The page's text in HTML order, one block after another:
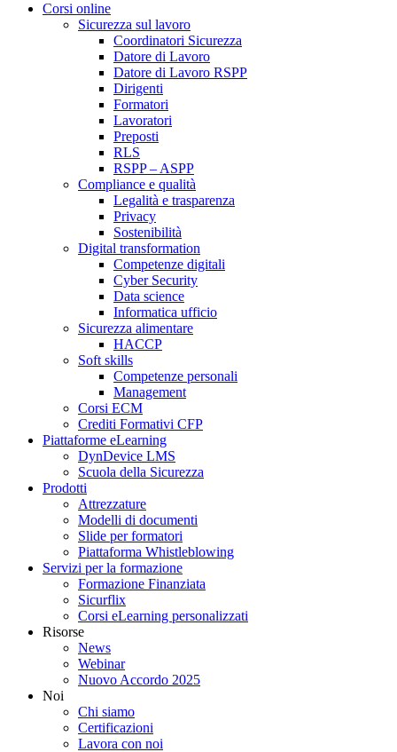
Corsi online
Sicurezza sul lavoro
Coordinatori Sicurezza
Datore di Lavoro
Datore di Lavoro RSPP
Dirigenti
Formatori
Lavoratori
Preposti
RLS
RSPP – ASPP
Compliance e qualità
Legalità e trasparenza
Privacy
Sostenibilità
Digital transformation
Competenze digitali
Cyber Security
Data science
Informatica ufficio
Sicurezza alimentare
HACCP
Soft skills
Competenze personali
Management
Corsi ECM
Crediti Formativi CFP
Piattaforme eLearning
DynDevice LMS
Scuola della Sicurezza
Prodotti
Attrezzature
Modelli di documenti
Slide per formatori
Piattaforma Whistleblowing
Servizi per la formazione
Formazione Finanziata
Sicurflix
Corsi eLearning personalizzati
Risorse
News
Webinar
Nuovo Accordo 2025
Noi
Chi siamo
Certificazioni
Lavora con noi